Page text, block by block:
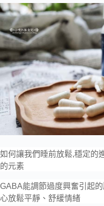
如何讓我們睡前放鬆,穩定的
的元素
GABA能調節過度興奮引起
心放鬆平靜、舒緩情緒